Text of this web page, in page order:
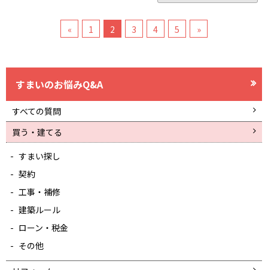
« 1 2 3 4 5 »
すまいのお悩みQ&A
すべての質問
買う・建てる
すまい探し
契約
工事・補修
建築ルール
ローン・税金
その他